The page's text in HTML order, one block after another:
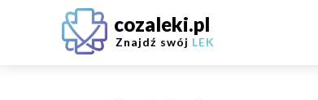
cozaleki.pl
Znajdź swój LEK